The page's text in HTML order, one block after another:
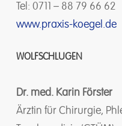
Tel: 0711 – 88 79 66 62
www.praxis-koegel.de
WOLFSCHLUGEN
Dr. med. Karin Förster
Ärztin für Chirurgie,